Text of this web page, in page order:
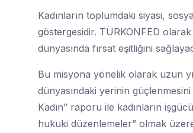
Kadınların toplumdaki siyasi,
göstergesidir. TÜRKONFED olarak
dünyasında fırsat eşitliğini
Bu misyona yönelik olarak uzun
dünyasındaki yerinin güçlenmesini
Kadın” raporu ile kadınların
hukuki düzenlemeler” olmak